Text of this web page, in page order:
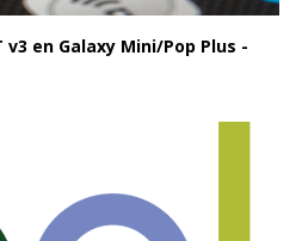
v3 en Galaxy Mini/Pop Plus -